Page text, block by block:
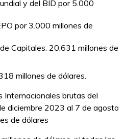
y del BID por 5.000
por 3.000 millones de
Capitales: 20.631 millones de
millones de dólares.
Internacionales brutas del
diciembre 2023 al 7 de agosto
de dólares